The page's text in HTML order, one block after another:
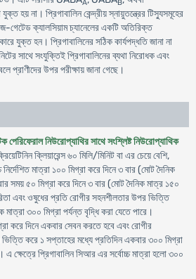
A B
হয় না। প্রিগাবালিন কেন্দ্রীয় স্নায়ুতন্ত্রের টিস্যুসমূহের
ক্যালসিয়াম চ্যানেলের একটি অতিরিক্ত
যুক্ত হন। প্রিগাবালিনের সঠিক কার্যপদ্ধতি জানা না
সাথে সংযুক্তিই প্রিগাবালিনের ব্যথা নিরোধক এবং
প্রাণীদের উপর পরীক্ষায় জানা গেছে।
পেরিফেরাল নিউরোপ্যাথির সাথে সংশ্লিষ্ট নিউরোপ্যাথিক
ক্লিয়ারেন্স ৬০ মিলি/মিনিট বা এর চেয়ে বেশি,
মাত্রা ১০০ মিগ্রা করে দিনে ৩ বার (মোট দৈনিক
সময় ৫০ মিগ্রা করে দিনে ৩ বার (মোট দৈনিক মাত্র ১৫০
এবং ওষুধের প্রতি রোগীর সহনশীলতার উপর ভিত্তি
৩০০ মিগ্রা পর্যন্ত বৃদ্ধি করা যেতে পারে।
করে দিনে একবার সেবন করতে হবে এবং রোগীর
করে ১ সপ্তাহের মধ্যে প্রতিদিন একবার ৩০০ মিগ্রা
এ ক্ষেত্রে প্রিগাবালিন সিআর এর সর্বোচ্চ মাত্রা হলো ৩০০